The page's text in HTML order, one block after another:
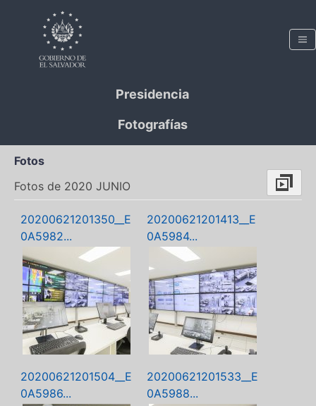
Presidencia
Fotografías
Fotos
Fotos de 2020 JUNIO
20200621201350__E
0A5982...
20200621201413__E
0A5984...
20200621201504__E
0A5986...
20200621201533__E
0A5988...